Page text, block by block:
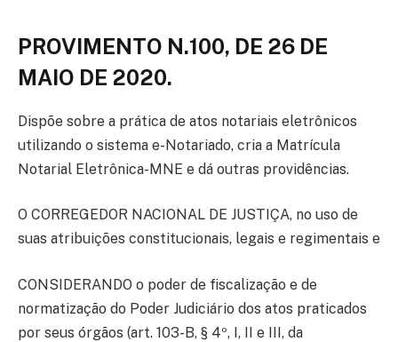
PROVIMENTO N.100, DE 26 DE
MAIO DE 2020.
Dispõe sobre a prática de atos notariais eletrônicos
utilizando o sistema e-Notariado, cria a Matrícula
Notarial Eletrônica-MNE e dá outras providências.
O CORREGEDOR NACIONAL DE JUSTIÇA, no uso de
suas atribuições constitucionais, legais e regimentais e
CONSIDERANDO o poder de fiscalização e de
normatização do Poder Judiciário dos atos praticados
por seus órgãos (art. 103-B, § 4º, I, II e III, da